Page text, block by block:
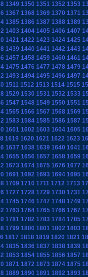
1349 1350 1351 1352 1353
1367 1368 1369 1370 1371
1385 1386 1387 1388 1389
1403 1404 1405 1406 1407
1421 1422 1423 1424 1425
1439 1440 1441 1442 1443
1457 1458 1459 1460 1461
1475 1476 1477 1478 1479
1493 1494 1495 1496 1497
1511 1512 1513 1514 1515
1529 1530 1531 1532 1533
1547 1548 1549 1550 1551
1565 1566 1567 1568 1569
1583 1584 1585 1586 1587
1601 1602 1603 1604 1605
1619 1620 1621 1622 1623
1637 1638 1639 1640 1641
1655 1656 1657 1658 1659
1673 1674 1675 1676 1677
1691 1692 1693 1694 1695
1709 1710 1711 1712 1713
1727 1728 1729 1730 1731
1745 1746 1747 1748 1749
1763 1764 1765 1766 1767
1781 1782 1783 1784 1785
1799 1800 1801 1802 1803
1817 1818 1819 1820 1821
1835 1836 1837 1838 1839
1853 1854 1855 1856 1857
1871 1872 1873 1874 1875
1889 1890 1891 1892 1893